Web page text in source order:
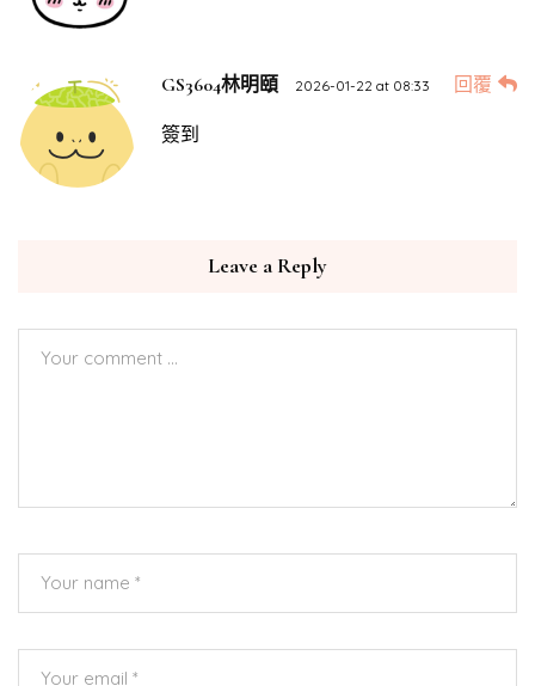
GS3604林明頤 2026-01-22 at 08:33 回覆
簽到
Leave a Reply